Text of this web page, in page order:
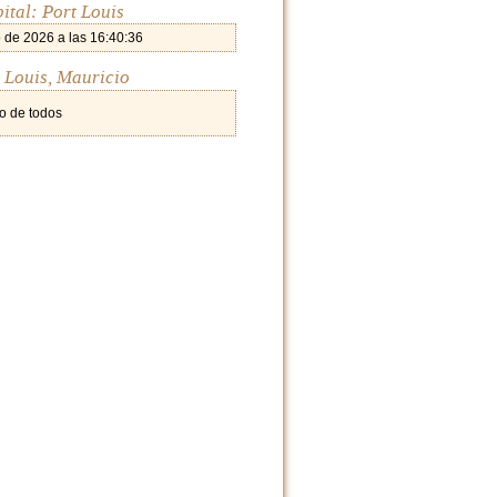
Port Louis
2026 a las 16:40:36
Louis, Mauricio
de todos